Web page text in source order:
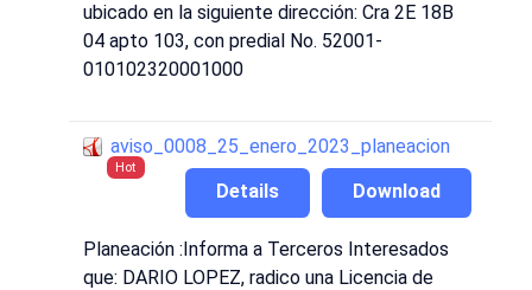
ubicado en la siguiente dirección: Cra 2E 18B
04 apto 103, con predial No. 52001-
010102320001000
aviso_0008_25_enero_2023_planeacion
Hot
Download
Details
Planeación :Informa a Terceros Interesados
que: DARIO LOPEZ, radico una Licencia de